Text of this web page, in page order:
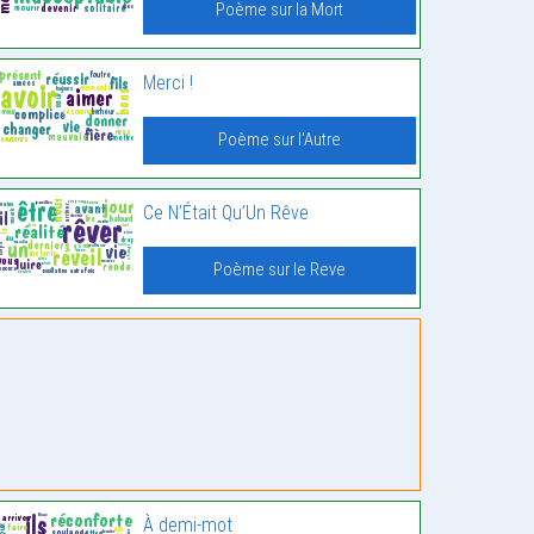
Poème sur la Mort
Merci !
Poème sur l'Autre
Ce N’Était Qu’Un Rêve
Poème sur le Reve
À demi-mot